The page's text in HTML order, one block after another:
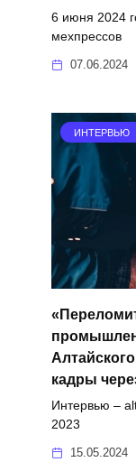
6 июня 2024
мехпрессов
07.06.2024
ИНТЕРВЬЮ
кадры
Интервью –
2023
15.05.2024